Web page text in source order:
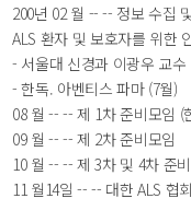
200년 02 월 -- -- 정보 수집
ALS 환자 및 보호자를 위한
- 서울대 신경과 이광우 교수
- 한독. 아벤티스 파마 (7월)
08 월 -- -- 제 1차 준비모임 (
09 월 -- -- 제 2차 준비모임
10 월 -- -- 제 3차 및 4차 준
11 월14일 -- -- 대한 ALS 협